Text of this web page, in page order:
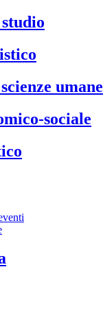
studio
umane
sociale